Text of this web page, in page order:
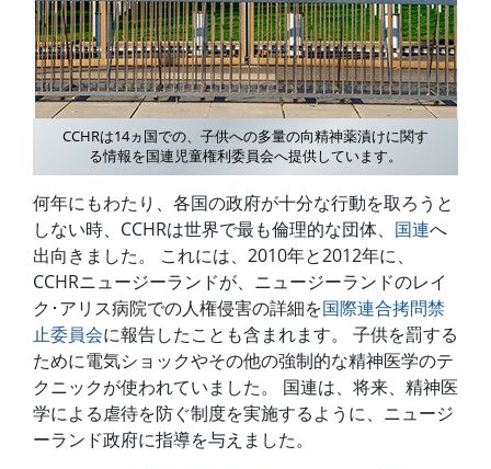
CCHRは14ヵ国での、子供への多量の向精神薬漬けに関す
る情報を国連児童権利委員会へ提供しています。
何年にもわたり、各国の政府が十分な行動を取ろうと
しない時、CCHRは世界で最も倫理的な団体、 国連へ
出向きました。 これには、2010年と2012年に、
CCHRニュージーランドが、ニュージーランドのレイ
ク･アリス病院での人権侵害の詳細を国際連合拷問禁
止委員会に報告したことも含まれます。 子供を罰する
ために電気ショックやその他の強制的な精神医学のテ
クニックが使われていました。 国連は、将来、精神医
学による虐待を防ぐ制度を実施するように、ニュージ
ーランド政府に指導を与えました。